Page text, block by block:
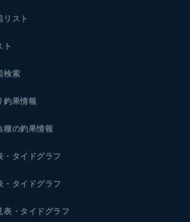
リスト
ト
検索
釣果情報
種の釣果情報
・タイドグラフ
・タイドグラフ
表・タイドグラフ